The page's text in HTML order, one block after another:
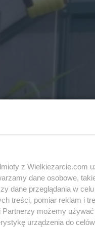
z Wielkiezarcie.com
dane osobowe,
dane przeglądania w
treści, pomiar reklam i
możemy
urządzenia do